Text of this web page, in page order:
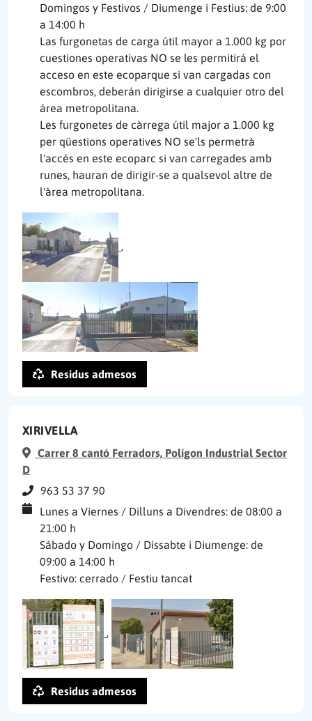
Domingos y Festivos / Diumenge i Festius: de 9:00
a 14:00 h
Las furgonetas de carga útil mayor a 1.000 kg por
cuestiones operativas NO se les permitirá el
acceso en este ecoparque si van cargadas con
escombros, deberán dirigirse a cualquier otro del
área metropolitana.
Les furgonetes de càrrega útil major a 1.000 kg
per qüestions operatives NO se'ls permetrà
l'accés en este ecoparc si van carregades amb
runes, hauran de dirigir-se a qualsevol altre de
l'àrea metropolitana.
,
Residus admesos
XIRIVELLA
Carrer 8 cantó Ferradors, Polígon Industrial Sector
D
963 53 37 90
Lunes a Viernes / Dilluns a Divendres: de 08:00 a
21:00 h
Sábado y Domingo / Dissabte i Diumenge: de
09:00 a 14:00 h
Festivo: cerrado / Festiu tancat
,
Residus admesos